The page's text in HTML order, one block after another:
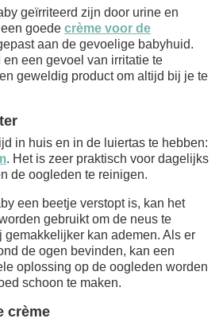
geïrriteerd zijn door urine en
goede crème voor de
aan de gevoelige babyhuid.
een gevoel van irritatie te
geweldig product om altijd bij je te
in huis en in de luiertas te hebben:
. Het is zeer praktisch voor dagelijks
de oogleden te reinigen.
een beetje verstopt is, kan het
gebruikt om de neus te
gemakkelijker kan ademen. Als er
de ogen bevinden, kan een
oplossing op de oogleden worden
schoon te maken.
crème